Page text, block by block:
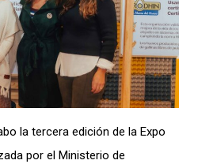
la tercera edición de la Expo
por el Ministerio de